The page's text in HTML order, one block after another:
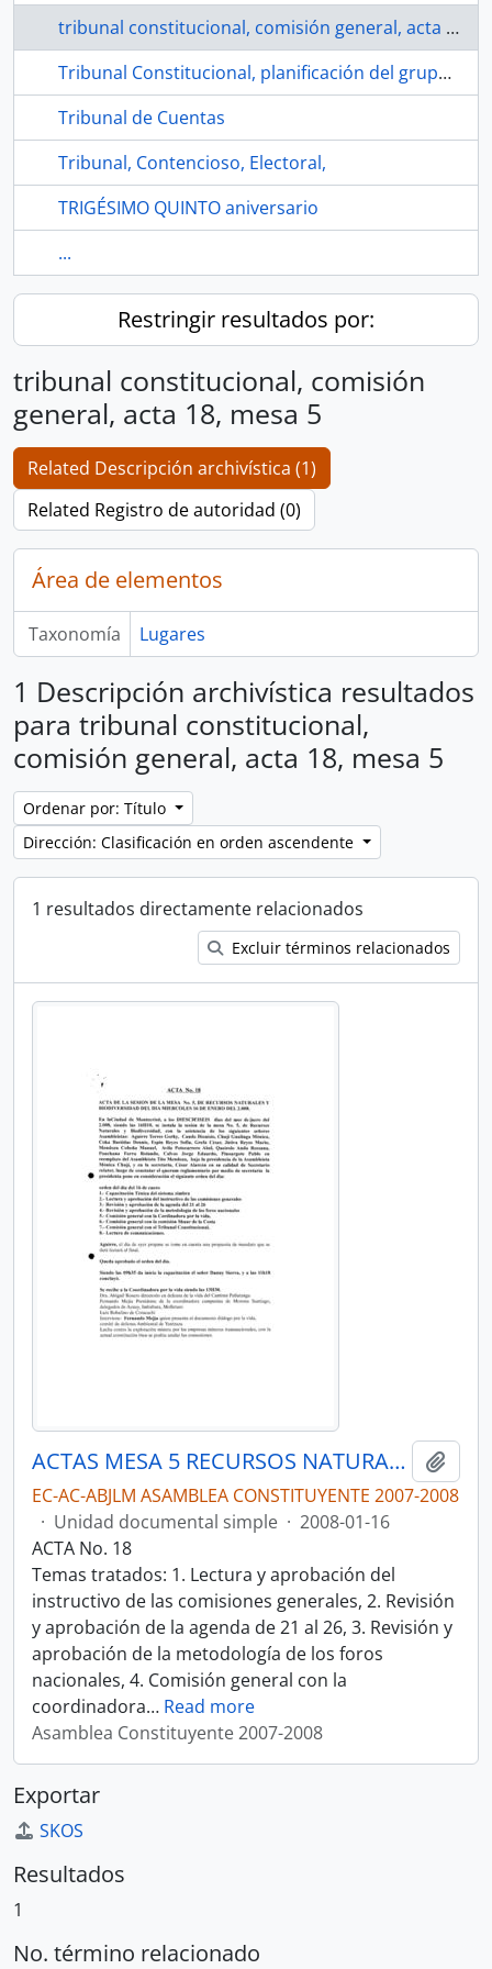
tribunal constitucional, comisión general, acta 18, mesa 5
Tribunal Constitucional, planificación del grupo de trabajo
Tribunal de Cuentas
Tribunal, Contencioso, Electoral,
TRIGÉSIMO QUINTO aniversario
...
Restringir resultados por:
tribunal constitucional, comisión
general, acta 18, mesa 5
Related Descripción archivística (1)
Related Registro de autoridad (0)
Área de elementos
Taxonomía Lugares
1 Descripción archivística resultados
para tribunal constitucional,
comisión general, acta 18, mesa 5
Ordenar por: Título
Dirección: Clasificación en orden ascendente
1 resultados directamente relacionados
Excluir términos relacionados
ACTAS MESA 5 RECURSOS NATURALES Y BIODIVERSIDAD
EC-AC-ABJLM ASAMBLEA CONSTITUYENTE 2007-2008
· Unidad documental simple · 2008-01-16
ACTA No. 18
Temas tratados: 1. Lectura y aprobación del
instructivo de las comisiones generales, 2. Revisión
y aprobación de la agenda de 21 al 26, 3. Revisión y
aprobación de la metodología de los foros
nacionales, 4. Comisión general con la
coordinadora… Read more
Asamblea Constituyente 2007-2008
Exportar
SKOS
Resultados
1
No. término relacionado